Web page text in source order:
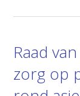
Raad
zorg op